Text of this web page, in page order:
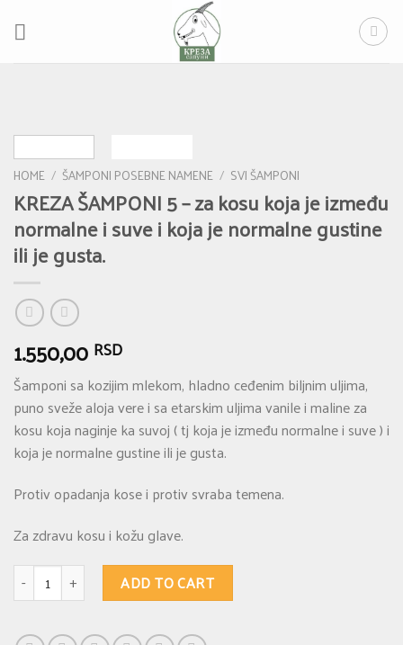
HOME / ŠAMPONI POSEBNE NAMENE / SVI ŠAMPONI
KREZA ŠAMPONI 5 – za kosu koja je između
normalne i suve i koja je normalne gustine
ili je gusta.
1.550,00 RSD
Šamponi sa kozijim mlekom, hladno ceđenim biljnim uljima,
puno sveže aloja vere i sa etarskim uljima vanile i maline za
kosu koja naginje ka suvoj ( tj koja je između normalne i suve ) i
koja je normalne gustine ili je gusta.
Protiv opadanja kose i protiv svraba temena.
Za zdravu kosu i kožu glave.
KREZA ŠAMPONI 5 - za kosu koja je između normalne i suve i koja je
ADD TO CART